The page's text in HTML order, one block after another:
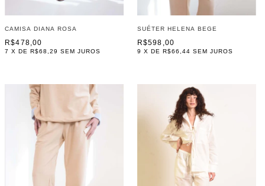
CAMISA DIANA ROSA
R$478,00
7 X DER$68,29 SEM JUROS
SUÉTER HELENA BEGE
R$598,00
9 X DE R$66,44 SEM JUROS